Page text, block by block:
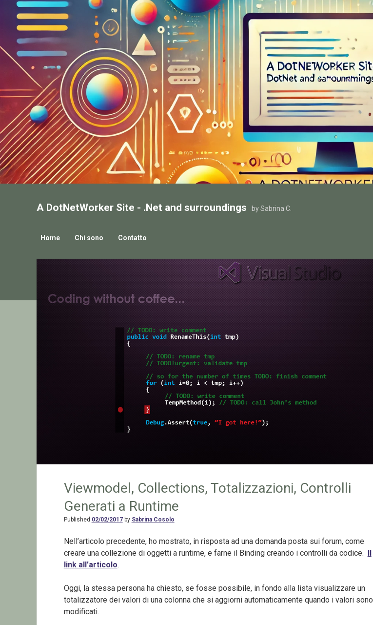
A DotNetWorker Site - .Net and surroundings by Sabrina C.
Home Chi sono Contatto
Viewmodel, Collections, Totalizzazioni, Controlli
Generati a Runtime
Published 02/02/2017by Sabrina Cosolo
Nell’articolo precedente, ho mostrato, in risposta ad una domanda posta sui forum, come
creare una collezione di oggetti a runtime, e farne il Binding creando i controlli da codice.
link all’articolo.
Oggi, la stessa persona ha chiesto, se fosse possibile, in fondo alla lista visualizzare un
totalizzatore dei valori di una colonna che si aggiorni automaticamente quando i valori sono
modificati.